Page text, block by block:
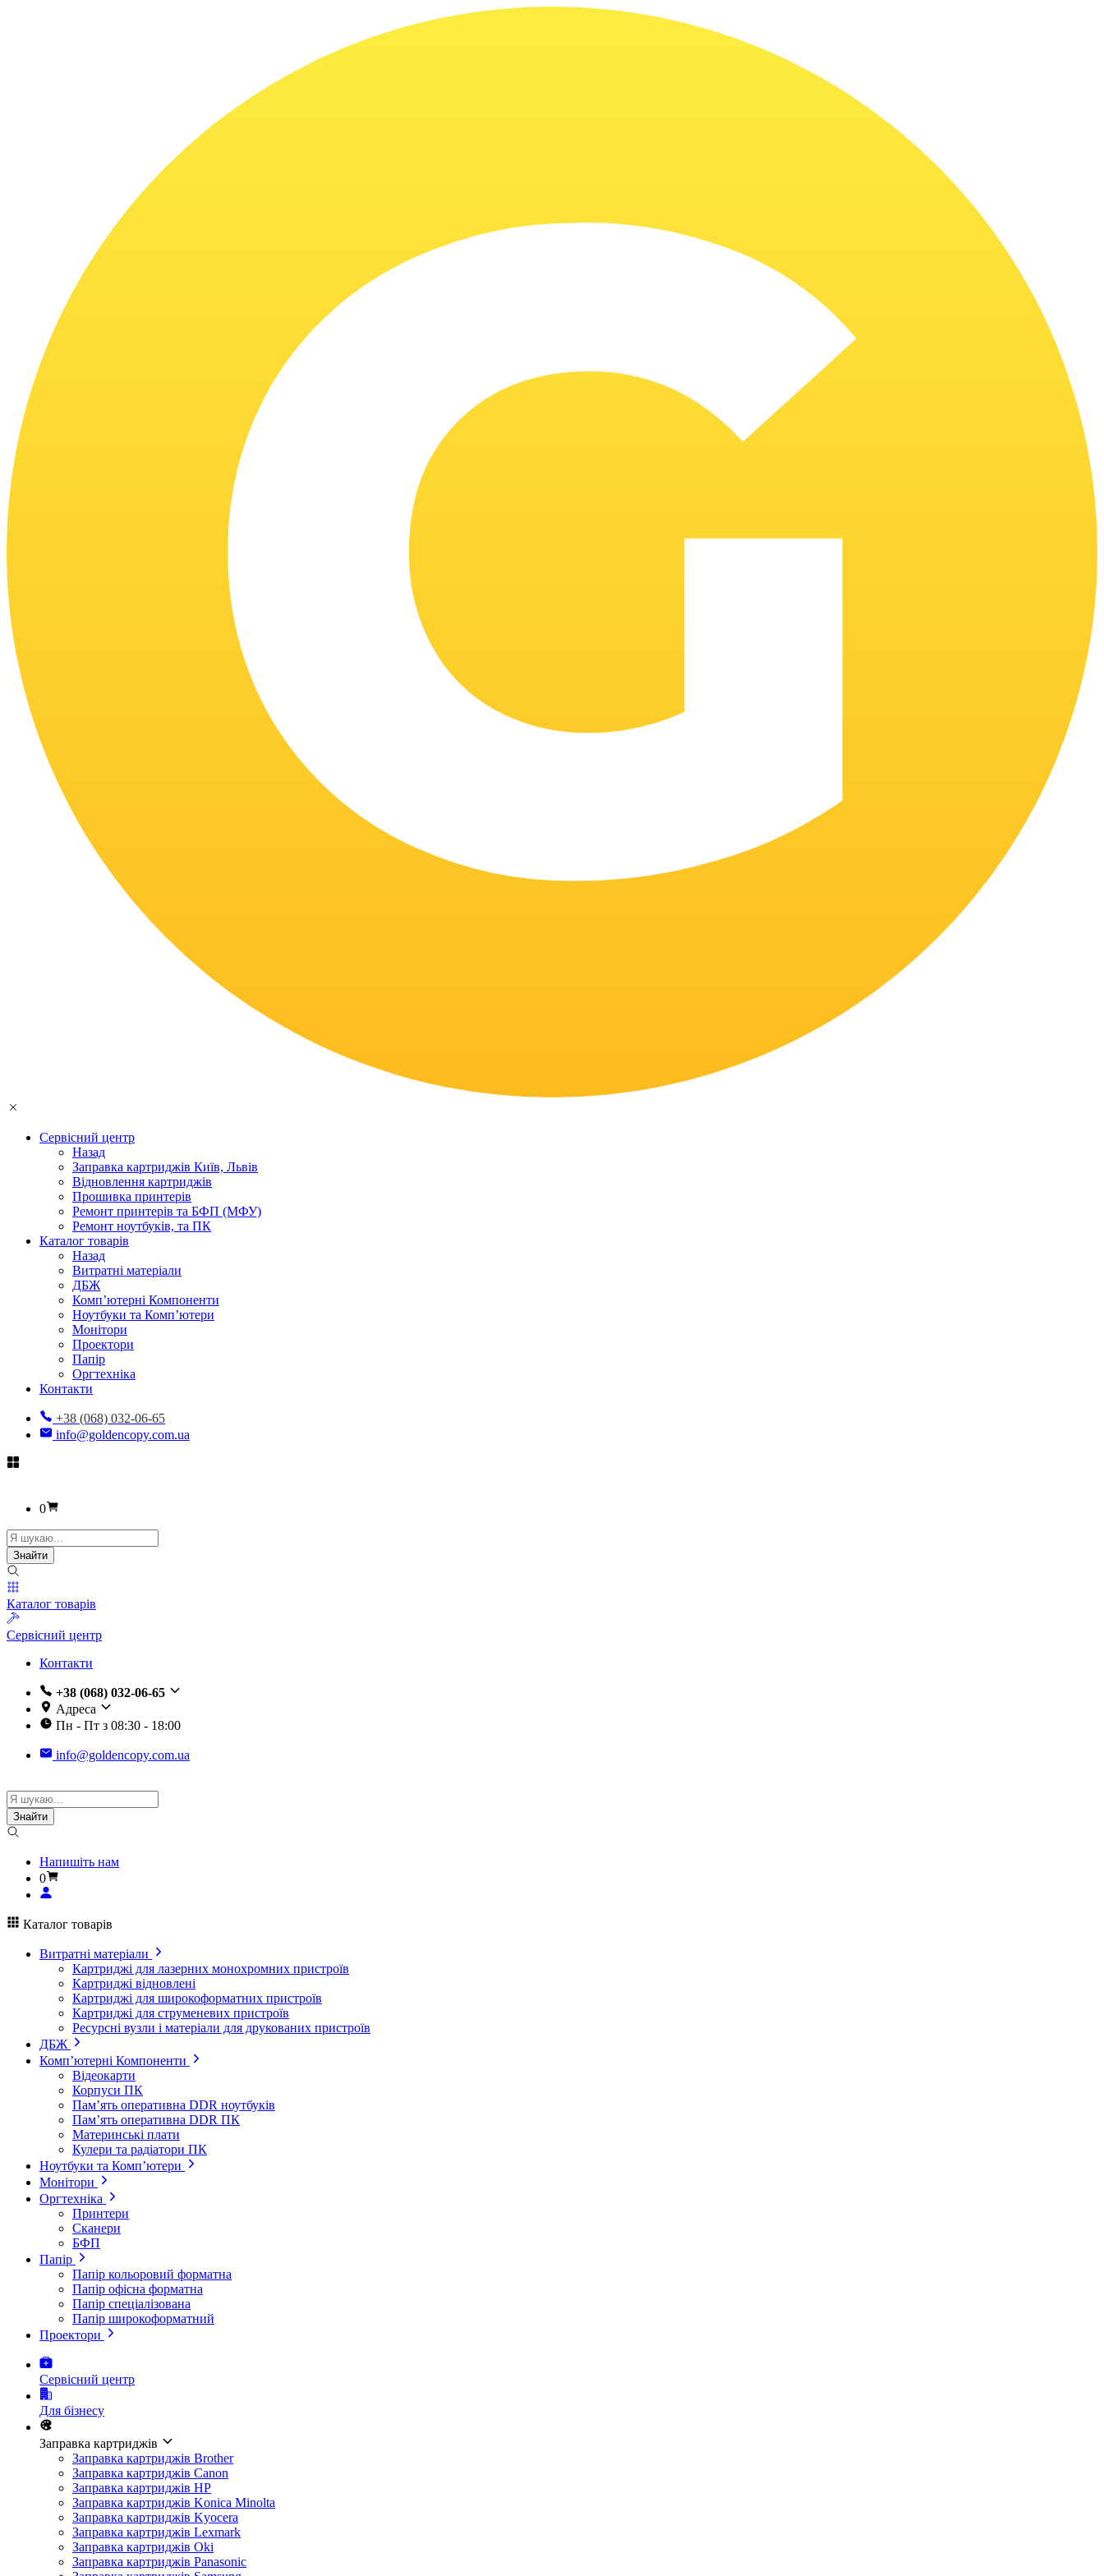
Сервісний центр
Назад
Заправка картриджів Київ, Львів
Відновлення картриджів
Прошивка принтерів
Ремонт принтерів та БФП (МФУ)
Ремонт ноутбуків, та ПК
Каталог товарів
Назад
Витратні матеріали
ДБЖ
Комп’ютерні Компоненти
Ноутбуки та Комп’ютери
Монітори
Проектори
Папір
Оргтехніка
Контакти
+38 (068) 032-06-65
info@goldencopy.com.ua
0
Пошук
товарів
Знайти
Каталог товарів
Сервісний центр
Контакти
+38 (068) 032-06-65
Адреса
Пн - Пт з 08:30 - 18:00
info@goldencopy.com.ua
Пошук
товарів
Знайти
Напишіть нам
0
Каталог товарів
Витратні матеріали
Картриджі для лазерних монохромних пристроїв
Картриджі відновлені
Картриджі для широкоформатних пристроїв
Картриджі для струменевих пристроїв
Ресурсні вузли і матеріали для друкованих пристроїв
ДБЖ
Комп’ютерні Компоненти
Відеокарти
Корпуси ПК
Пам’ять оперативна DDR ноутбуків
Пам’ять оперативна DDR ПК
Материнські плати
Кулери та радіатори ПК
Ноутбуки та Комп’ютери
Монітори
Оргтехніка
Принтери
Сканери
БФП
Папір
Папір кольоровий форматна
Папір офісна форматна
Папір спеціалізована
Папір широкоформатний
Проектори
Сервісний центр
Для бізнесу
Заправка картриджів
Заправка картриджів Brother
Заправка картриджів Canon
Заправка картриджів HP
Заправка картриджів Konica Minolta
Заправка картриджів Kyocera
Заправка картриджів Lexmark
Заправка картриджів Oki
Заправка картриджів Panasonic